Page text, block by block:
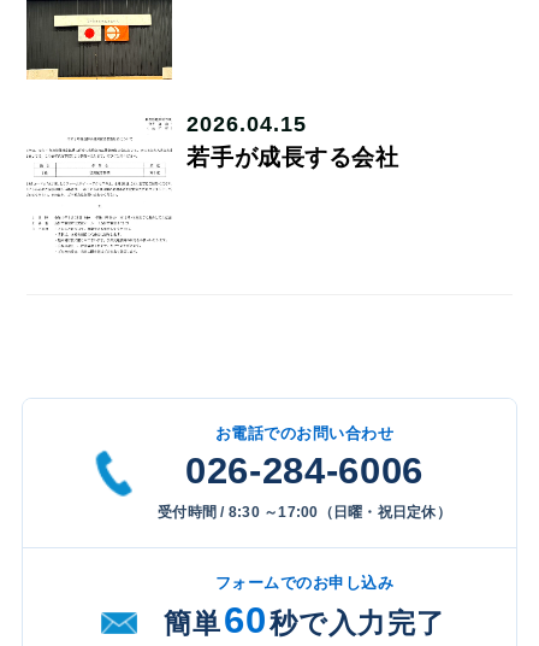
2026.04.15
若手が成長する会社
お電話でのお問い合わせ
026-284-6006
受付時間 / 8:30 ～17:00（日曜・祝日定休）
フォームでのお申し込み
簡単60秒で入力完了